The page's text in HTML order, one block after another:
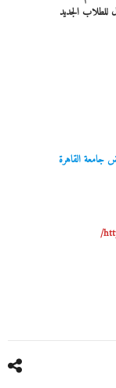
للطلاب الجديد
جامعة القاهرة